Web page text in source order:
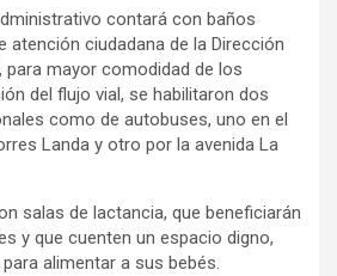
contará con baños
atención ciudadana de la Dirección
para mayor comodidad de los
del flujo vial, se habilitaron dos
como de autobuses, uno en el
Landa y otro por la avenida La
salas de lactancia, que beneficiarán
y que cuenten un espacio digno,
alimentar a sus bebés.